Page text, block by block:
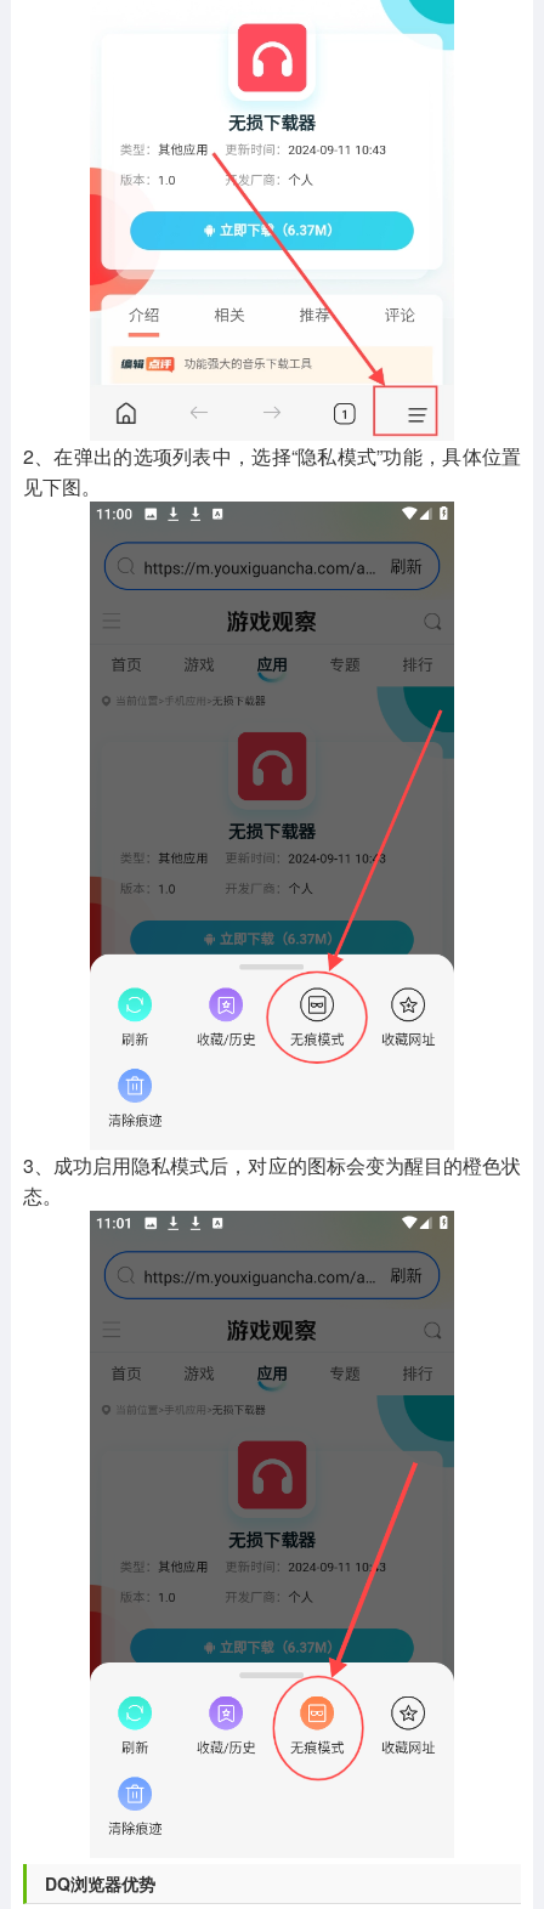
2、在弹出的选项列表中，选择“隐私模式”功能，具体位置
见下图。
3、成功启用隐私模式后，对应的图标会变为醒目的橙色状
态。
DQ浏览器优势